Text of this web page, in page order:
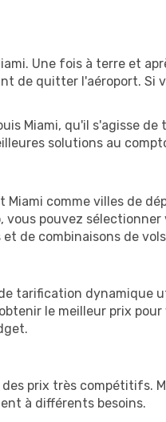
Une fois à terre et
de quitter l'aéroport. Si
Miami, qu'il s'agisse de
solutions au
Miami comme villes de
vous pouvez
de combinaisons de
tarification dynamique
le meilleur prix pour
des prix très compétitifs.
à différents besoins.